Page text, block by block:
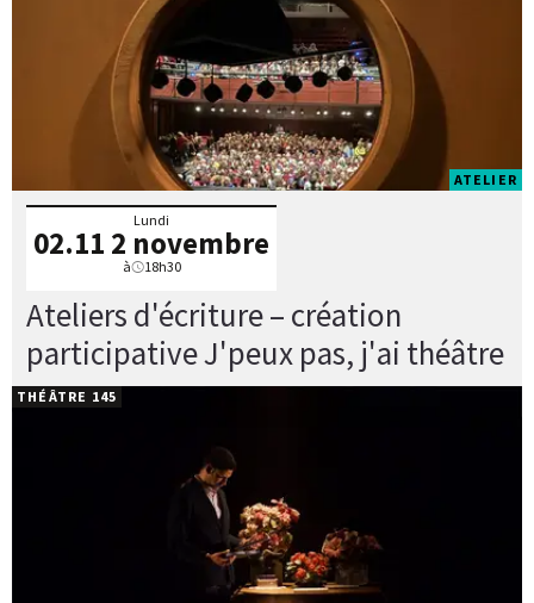
Ateliers d'écriture – création
participative J'peux pas, j'ai théâtre
Lundi
02.11 2 novembre
à 18h30
ATELIER
THÉÂTRE 145